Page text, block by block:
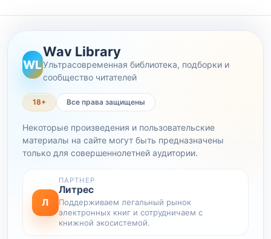
WL
Wav Library
Ультрасовременная библиотека, подборки и
сообщество читателей
18+ Все права защищены
Некоторые произведения и пользовательские
материалы на сайте могут быть предназначены
только для совершеннолетней аудитории.
Л
ПАРТНЕР
Литрес
Поддерживаем легальный рынок
электронных книг и сотрудничаем с
книжной экосистемой.